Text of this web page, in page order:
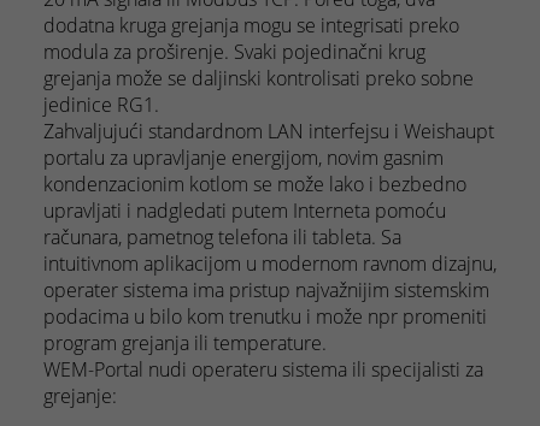
dodatna kruga grejanja mogu se integrisati preko
modula za proširenje. Svaki pojedinačni krug
grejanja može se daljinski kontrolisati preko sobne
jedinice RG1.
Zahvaljujući standardnom LAN interfejsu i Weishaupt
portalu za upravljanje energijom, novim gasnim
kondenzacionim kotlom se može lako i bezbedno
upravljati i nadgledati putem Interneta pomoću
računara, pametnog telefona ili tableta. Sa
intuitivnom aplikacijom u modernom ravnom dizajnu,
operater sistema ima pristup najvažnijim sistemskim
podacima u bilo kom trenutku i može npr promeniti
program grejanja ili temperature.
WEM-Portal nudi operateru sistema ili specijalisti za
grejanje: